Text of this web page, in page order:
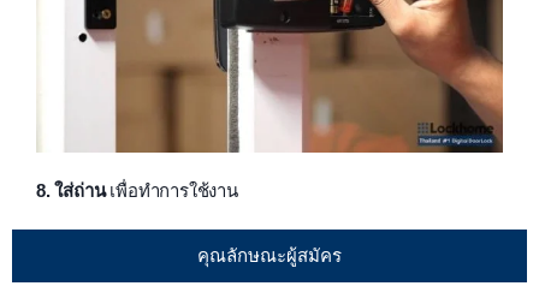
8. ใส่ถ่านเพื่อทำการใช้งาน
คุณลักษณะผู้สมัคร